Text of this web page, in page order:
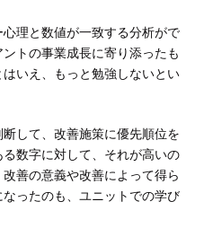
理と数値が一致する分析がで
トの事業成長に寄り添ったも
いえ、もっと勉強しないとい
断して、改善施策に優先順位を
数字に対して、それが高いの
善の意義や改善によって得ら
ったのも、ユニットでの学び